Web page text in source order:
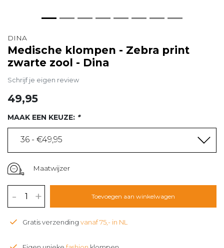
DINA
Medische klompen - Zebra print
zwarte zool - Dina
Schrijf je eigen review
49,95
MAAK EEN KEUZE: *
36 - €49,95
Maatwijzer
- + Toevoegen aan winkelwagen
Gratis verzending vanaf 75,- in NL